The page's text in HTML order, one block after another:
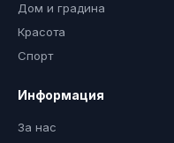
Дом и градина
Красота
Спорт
Информация
За нас